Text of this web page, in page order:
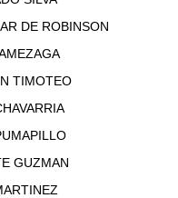
DE ROBINSON
TIMOTEO
GUZMAN